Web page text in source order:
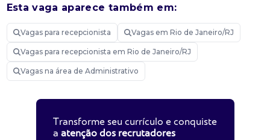
Esta vaga aparece também em:
Vagas para recepcionista Vagas em Rio de Janeiro/RJ
Vagas para recepcionista em Rio de Janeiro/RJ
Vagas na área de Administrativo
Transforme seu currículo e conquiste
a atenção dos recrutadores